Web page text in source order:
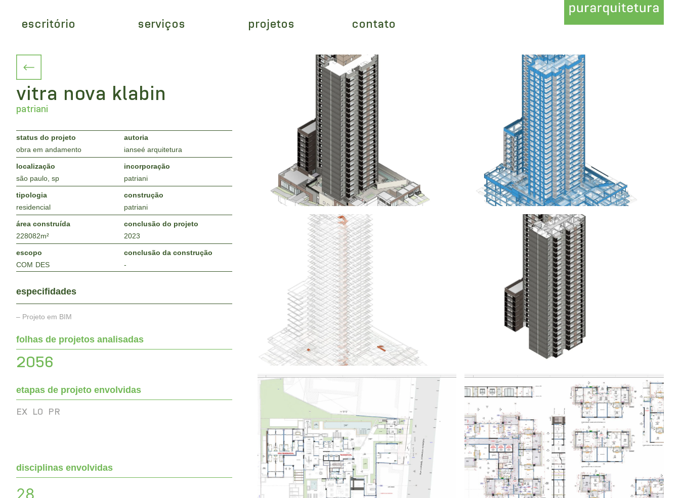
escritório serviços projetos contato
vitra nova klabin
patriani
status do projeto
obra em andamento
localização
são paulo, sp
tipologia
residencial
área construída
228082m²
escopo
COM DES
autoria
ianseé arquitetura
incorporação
patriani
construção
patriani
conclusão do projeto
2023
conclusão da construção
-
especifidades
– Projeto em BIM
folhas de projetos analisadas
2056
etapas de projeto envolvidas
EX LO PR
disciplinas envolvidas
28